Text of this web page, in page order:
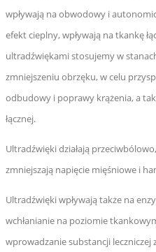
wpływają na obwodowy i
efekt cieplny, wpływają na tkankę
ultradźwiękami stosujemy w
zmniejszeniu obrzęku, w celu
odbudowy i poprawy krążenia, a
łącznej.
Ultradźwięki działają
zmniejszają napięcie mięśniowe i
Ultradźwięki wpływają także na
wchłanianie na poziomie
wprowadzanie substancji